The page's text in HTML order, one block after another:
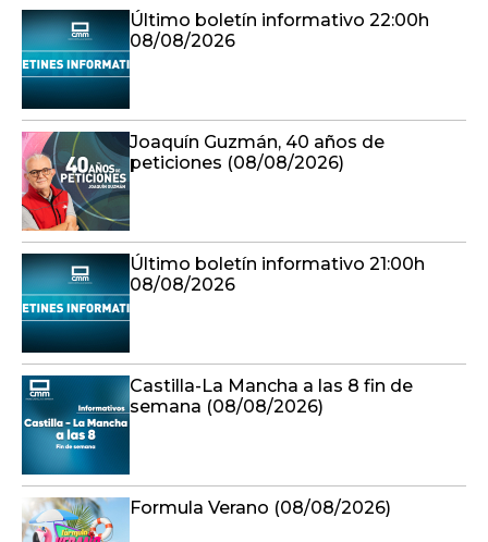
Último boletín informativo 22:00h
08/08/2026
Joaquín Guzmán, 40 años de
peticiones (08/08/2026)
Último boletín informativo 21:00h
08/08/2026
Castilla-La Mancha a las 8 fin de
semana (08/08/2026)
Formula Verano (08/08/2026)